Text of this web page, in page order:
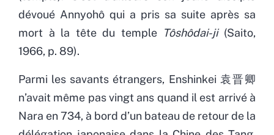
dévoué Annyohô qui a pris sa suite après sa
mort à la tête du temple Tôshôdai-ji(Saito,
1966, p. 89).
Parmi les savants étrangers, Enshinkei 袁晋卿
n’avait même pas vingt ans quand il est arrivé à
Nara en 734, à bord d’un bateau de retour de la